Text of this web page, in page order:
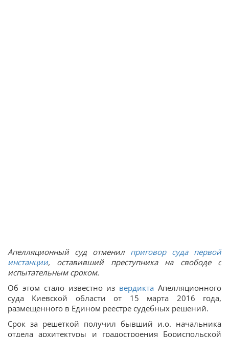
Апелляционный суд отменил приговор суда первой
инстанции, оставивший преступника на свободе с
испытательным сроком.
Об этом стало известно из вердикта Апелляционного
суда Киевской области от 15 марта 2016 года,
размещенного в Едином реестре судебных решений.
Срок за решеткой получил бывший и.о. начальника
отдела архитектуры и градостроения Бориспольской